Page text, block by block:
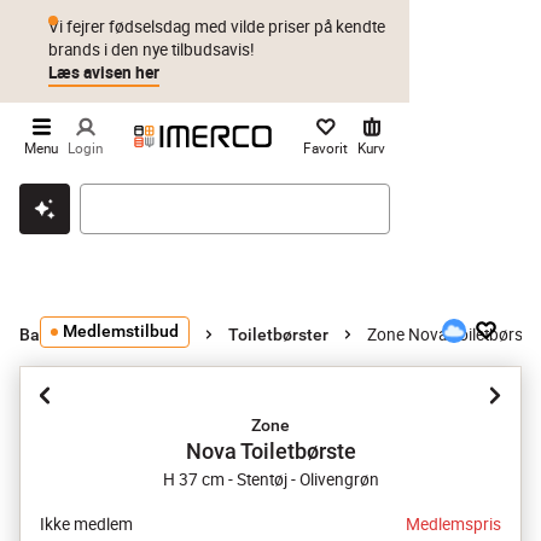
Klik & hent Byt i 1 år Prismatch
Vi fejrer fødselsdag med vilde priser på kendte
brands i den nye tilbudsavis!
Læs avisen her
Menu Login Favorit Kurv
Badeværelsestilbehør Toiletbørster Zone Nova Toiletbørste
Medlemstilbud
Zone
Nova Toiletbørste
H 37 cm - Stentøj - Olivengrøn
Ikke medlem Medlemspris